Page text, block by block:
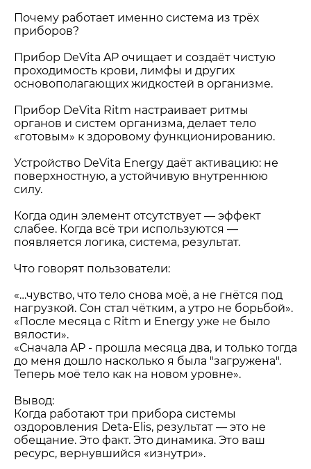
Почему работает именно система из трёх
приборов?
Прибор DeVita AP очищает и создаёт чистую
проходимость крови, лимфы и других
основополагающих жидкостей в организме.
Прибор DeVita Ritm настраивает ритмы
органов и систем организма, делает тело
«готовым» к здоровому функционированию.
Устройство DeVita Energy даёт активацию: не
поверхностную, а устойчивую внутреннюю
силу.
Когда один элемент отсутствует — эффект
слабее. Когда всё три используются —
появляется логика, система, результат.
Что говорят пользователи:
«…чувство, что тело снова моё, а не гнётся под
нагрузкой. Сон стал чётким, а утро не борьбой».
«После месяца с Ritm и Energy уже не было
вялости».
«Сначала AP - прошла месяца два, и только тогда
до меня дошло насколько я была "загружена".
Теперь моё тело как на новом уровне».
Вывод:
Когда работают три прибора системы
оздоровления Deta-Elis, результат — это не
обещание. Это факт. Это динамика. Это ваш
ресурс, вернувшийся «изнутри».